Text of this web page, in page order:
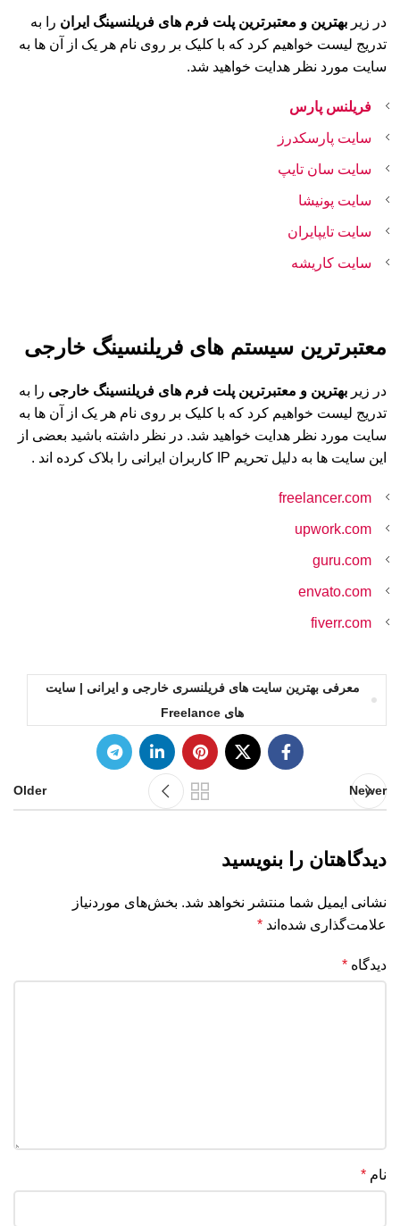
در زیر بهترین و معتبرترین پلت فرم های فریلنسینگ ایران را به
تدریج لیست خواهیم کرد که با کلیک بر روی نام هر یک از آن ها به
سایت مورد نظر هدایت خواهید شد.
فریلنس پارس
سایت پارسکدرز
سایت سان تایپ
سایت پونیشا
سایت تایپایران
سایت کاریشه
معتبرترین سیستم های فریلنسینگ خارجی
در زیر بهترین و معتبرترین پلت فرم های فریلنسینگ خارجی را به
تدریج لیست خواهیم کرد که با کلیک بر روی نام هر یک از آن ها به
سایت مورد نظر هدایت خواهید شد. در نظر داشته باشید بعضی از
این سایت ها به دلیل تحریم IP کاربران ایرانی را بلاک کرده اند .
freelancer.com
upwork.com
guru.com
envato.com
fiverr.com
معرفی بهترین سایت های فریلنسری خارجی و ایرانی | سایت
های Freelance
Newer
Older
دیدگاهتان را بنویسید
نشانی ایمیل شما منتشر نخواهد شد. بخش‌های موردنیاز
علامت‌گذاری شده‌اند *
دیدگاه *
نام *